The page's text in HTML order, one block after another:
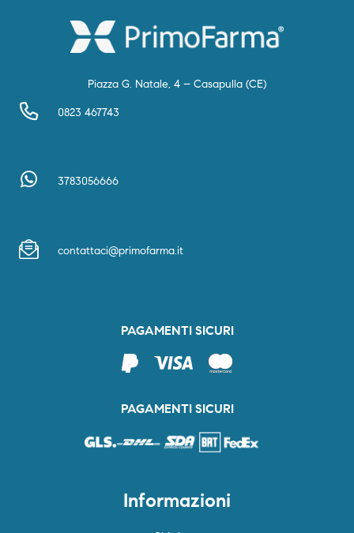
Piazza G. Natale, 4 – Casapulla (CE)
0823 467743
3783056666
contattaci@primofarma.it
PAGAMENTI SICURI
PAGAMENTI SICURI
Informazioni